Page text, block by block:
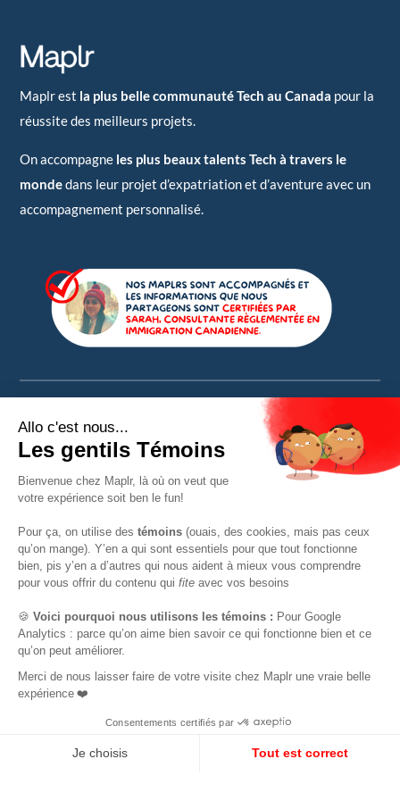
Maplr est la plus belle communauté Tech au Canada pour la
réussite des meilleurs projets.
On accompagne les plus beaux talents Tech à travers le
mondedans leur projet d’expatriation et d’aventure avec un
accompagnement personnalisé.
S'ABONNER
POUR LES TECH
L’accompagnement Maplr
La communauté Maplr
Offres d’emploi tech
RESSOURCES
Toutes les ressources
Les webinaires
Les offres d’emploi tech au
FR EN